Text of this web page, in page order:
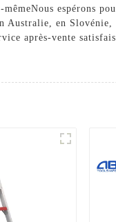
mêmeNous espérons
en
après-vente